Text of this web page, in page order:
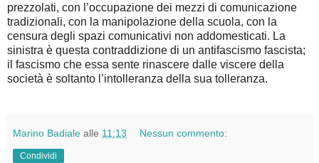
prezzolati, con l’occupazione dei mezzi di comunicazione
tradizionali, con la manipolazione della scuola, con la
censura degli spazi comunicativi non addomesticati. La
sinistra è questa contraddizione di un antifascismo fascista;
il fascismo che essa sente rinascere dalle viscere della
società è soltanto l’intolleranza della sua tolleranza.
Marino Badiale alle 11:13 Nessun commento:
Condividi